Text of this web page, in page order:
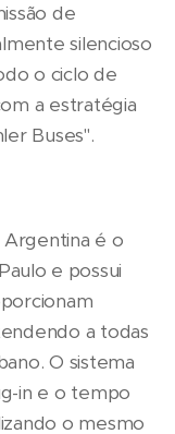
de
silencioso
o ciclo de
a estratégia
Buses".
Argentina é o
e possui
a todas
O sistema
in e o tempo
o mesmo